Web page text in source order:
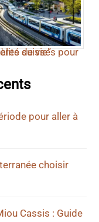
meilleure qualité de vie”
pour aller à
choisir
Cassis : Guide